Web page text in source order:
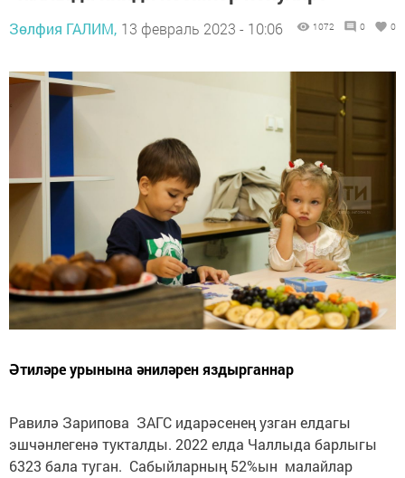
Зөлфия ГАЛИМ, 13 февраль 2023 - 10:06 1072 0 0
Әтиләре урынына әниләрен яздырганнар
Равилә Зарипова ЗАГС идарәсенең узган елдагы
эшчәнлегенә тукталды. 2022 елда Чаллыда барлыгы
6323 бала туган. Сабыйларның 52%ын малайлар